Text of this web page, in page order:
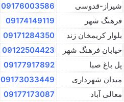
شیراز-قدوسی
09176003586
فرهنگ شهر
09174149119
بلوار کریمخان زند
09171284350
خیابان فرهنگ شهر
09122504423
پل باغ صبا
09177917892
میدان شهرداری
09173033449
معالی آباد
09177173087